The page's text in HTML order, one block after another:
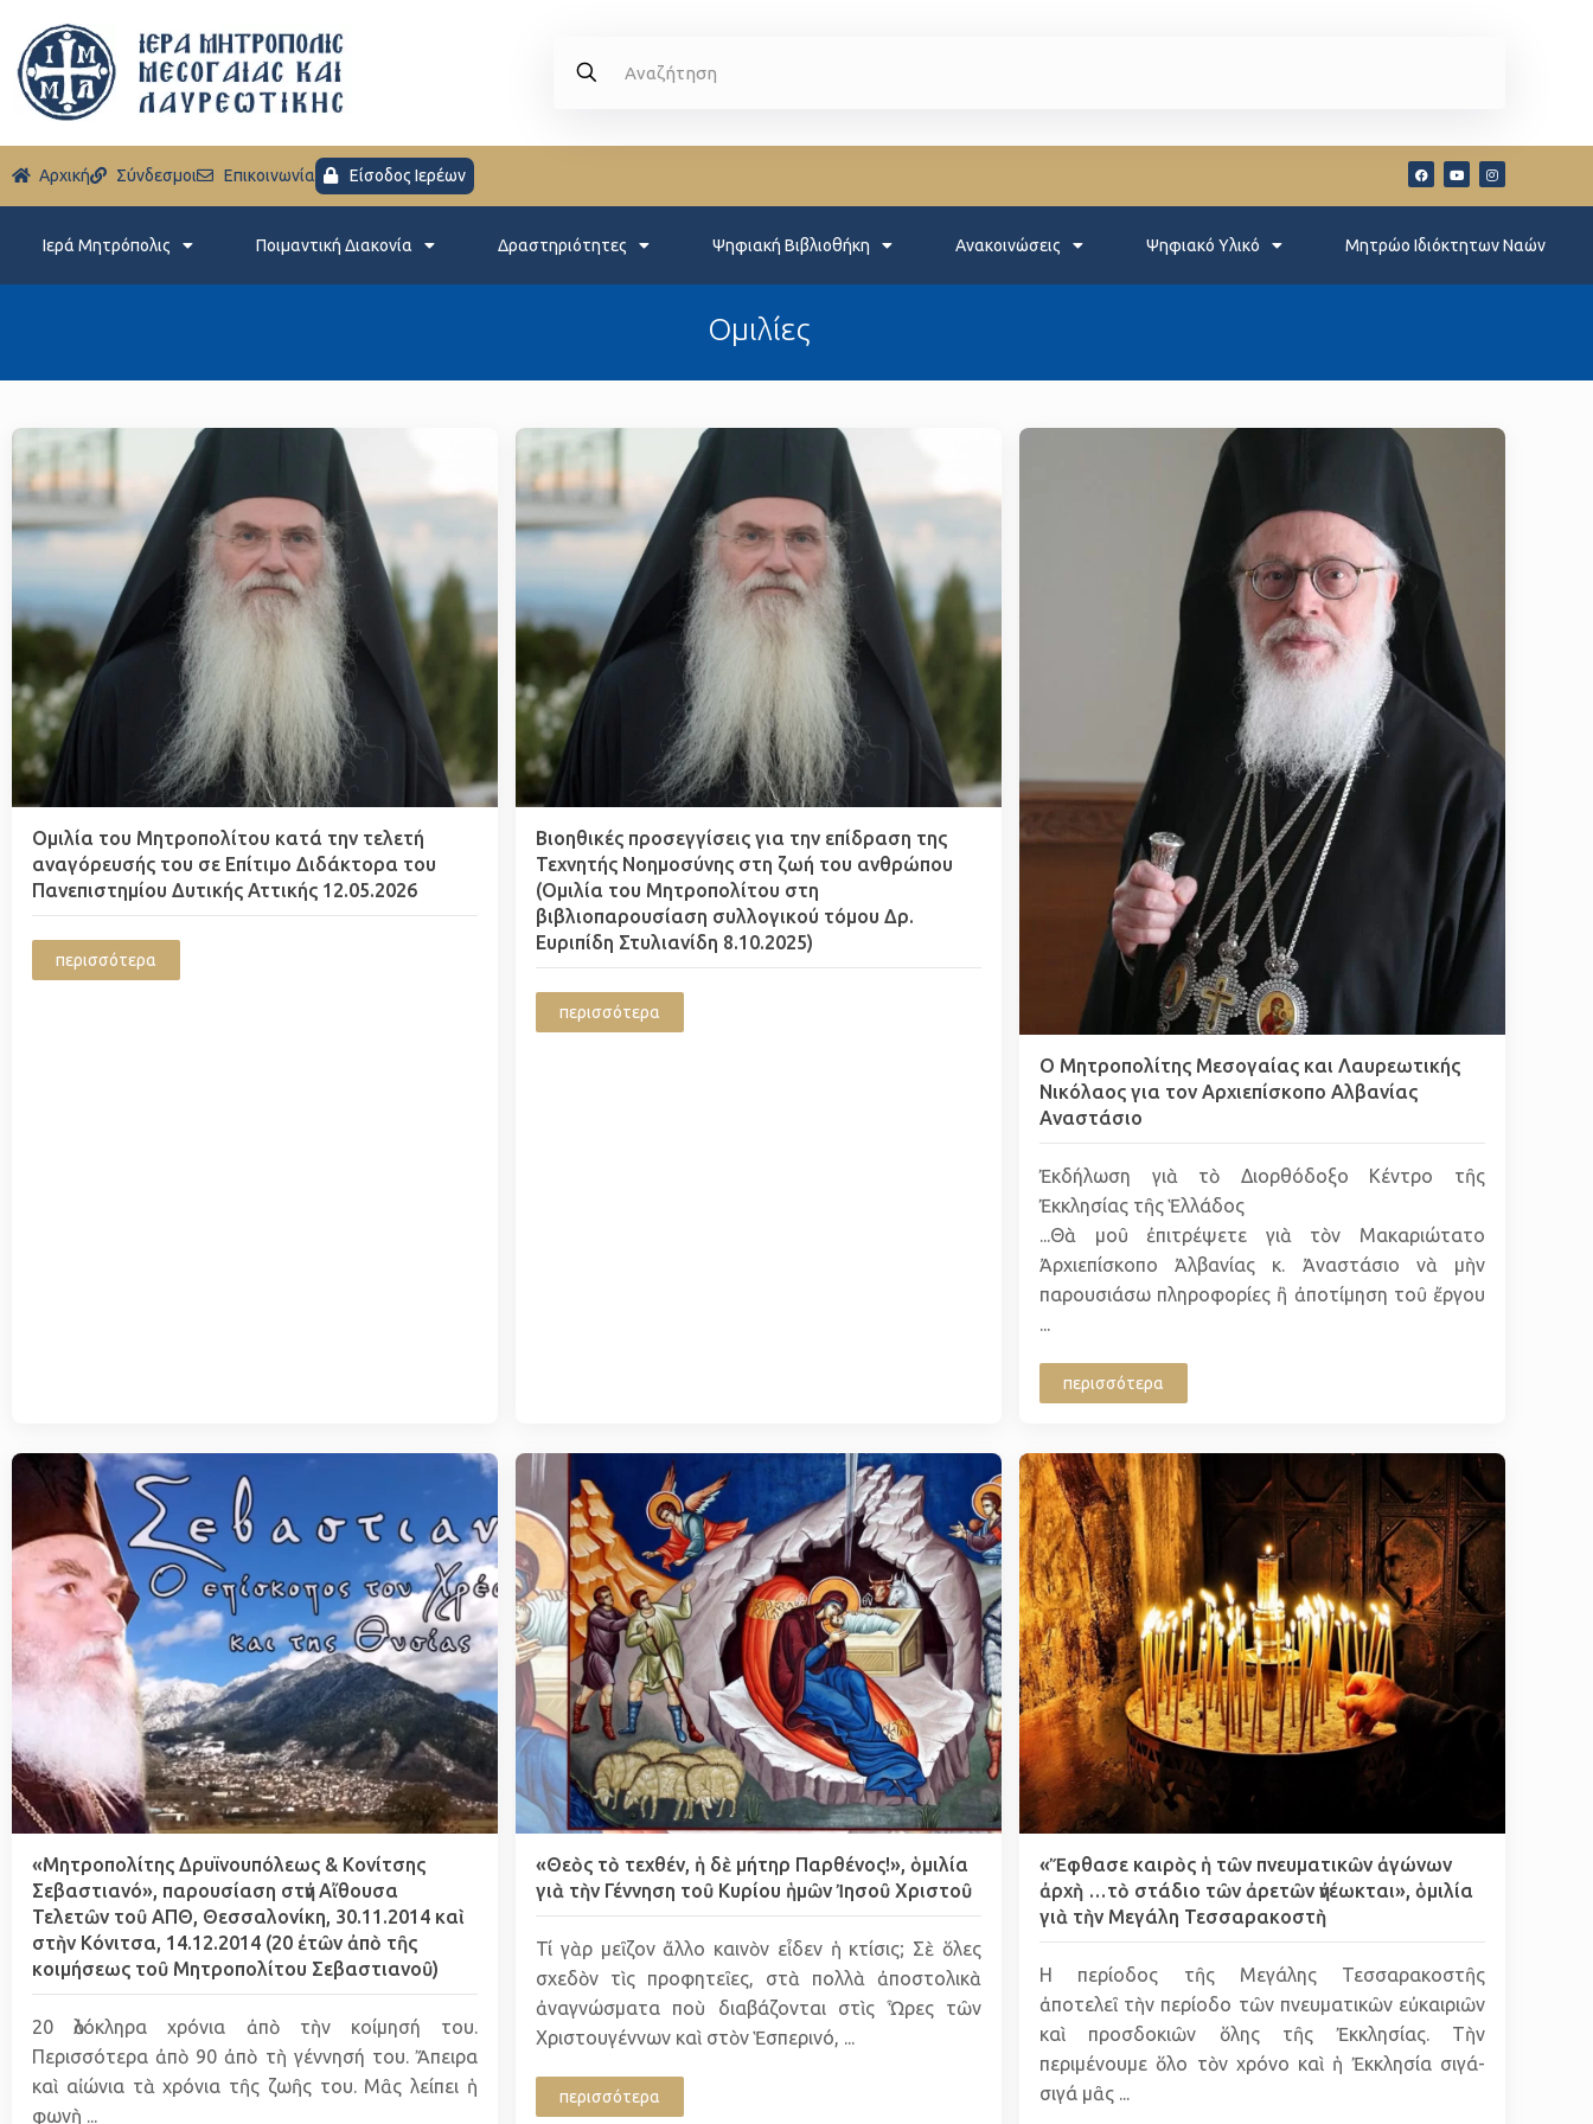
Aρχική Σύνδεσμοι Eπικοινωνία Είσοδος Ιερέων
Ιερά Μητρόπολις Ποιμαντική Διακονία Δραστηριότητες Ψηφιακή Βιβλιοθήκη Ανακοινώσεις Ψηφιακό Υλικό Μητρώο Ιδιόκτητων Ναών
Oμιλίες
Ομιλία του Μητροπολίτου κατά την τελετή
αναγόρευσής του σε Επίτιμο Διδάκτορα του
Πανεπιστημίου Δυτικής Αττικής 12.05.2026
περισσότερα
Βιοηθικές προσεγγίσεις για την επίδραση της
Τεχνητής Νοημοσύνης στη ζωή του ανθρώπου
(Ομιλία του Μητροπολίτου στη
βιβλιοπαρουσίαση συλλογικού τόμου Δρ.
Ευριπίδη Στυλιανίδη 8.10.2025)
περισσότερα
Ο Μητροπολίτης Μεσογαίας και Λαυρεωτικής
Νικόλαος για τον Αρχιεπίσκοπο Αλβανίας
Αναστάσιο
Ἐκδήλωση γιὰ τὸ Διορθόδοξο Κέντρο τῆς
Ἐκκλησίας τῆς Ἑλλάδος
...Θὰ μοῦ ἐπιτρέψετε γιὰ τὸν Μακαριώτατο
Ἀρχιεπίσκοπο Ἀλβανίας κ. Ἀναστάσιο νὰ μὴν
παρουσιάσω πληροφορίες ἢ ἀποτίμηση τοῦ ἔργου
...
περισσότερα
«Μητροπολίτης Δρυϊνουπόλεως & Κονίτσης
Σεβαστιανό», παρουσίαση στἠν Αἴθουσα
Τελετῶν τοῦ ΑΠΘ, Θεσσαλονίκη, 30.11.2014 καὶ
στὴν Κόνιτσα, 14.12.2014 (20 ἐτῶν ἀπὸ τῆς
κοιμήσεως τοῦ Μητροπολίτου Σεβαστιανοῦ)
20 ὁλόκληρα χρόνια ἀπὸ τὴν κοίμησή του.
Περισσότερα ἀπὸ 90 ἀπὸ τὴ γέννησή του. Ἄπειρα
καὶ αἰώνια τὰ χρόνια τῆς ζωῆς του. Μᾶς λείπει ἡ
φωνὴ ...
«Θεὸς τὸ τεχθέν, ἡ δὲ μήτηρ Παρθένος!», ὁμιλία
γιὰ τὴν Γέννηση τοῦ Κυρίου ἡμῶν Ἰησοῦ Χριστοῦ
Τί γὰρ μεῖζον ἄλλο καινὸν εἶδεν ἡ κτίσις; Σὲ ὅλες
σχεδὸν τὶς προφητεῖες, στὰ πολλὰ ἀποστολικὰ
ἀναγνώσματα ποὺ διαβάζονται στὶς Ὧρες τῶν
Χριστουγέννων καὶ στὸν Ἑσπερινό, ...
περισσότερα
«Ἔφθασε καιρὸς ἡ τῶν πνευματικῶν ἀγώνων
ἀρχὴ …τὸ στάδιο τῶν ἀρετῶν ἠνέωκται», ὁμιλία
γιὰ τὴν Μεγάλη Τεσσαρακοστὴ
Η περίοδος τῆς Μεγάλης Τεσσαρακοστῆς
ἀποτελεῖ τὴν περίοδο τῶν πνευματικῶν εὐκαιριῶν
καὶ προσδοκιῶν ὅλης τῆς Ἐκκλησίας. Τὴν
περιμένουμε ὅλο τὸν χρόνο καὶ ἡ Ἐκκλησία σιγά-
σιγά μᾶς ...